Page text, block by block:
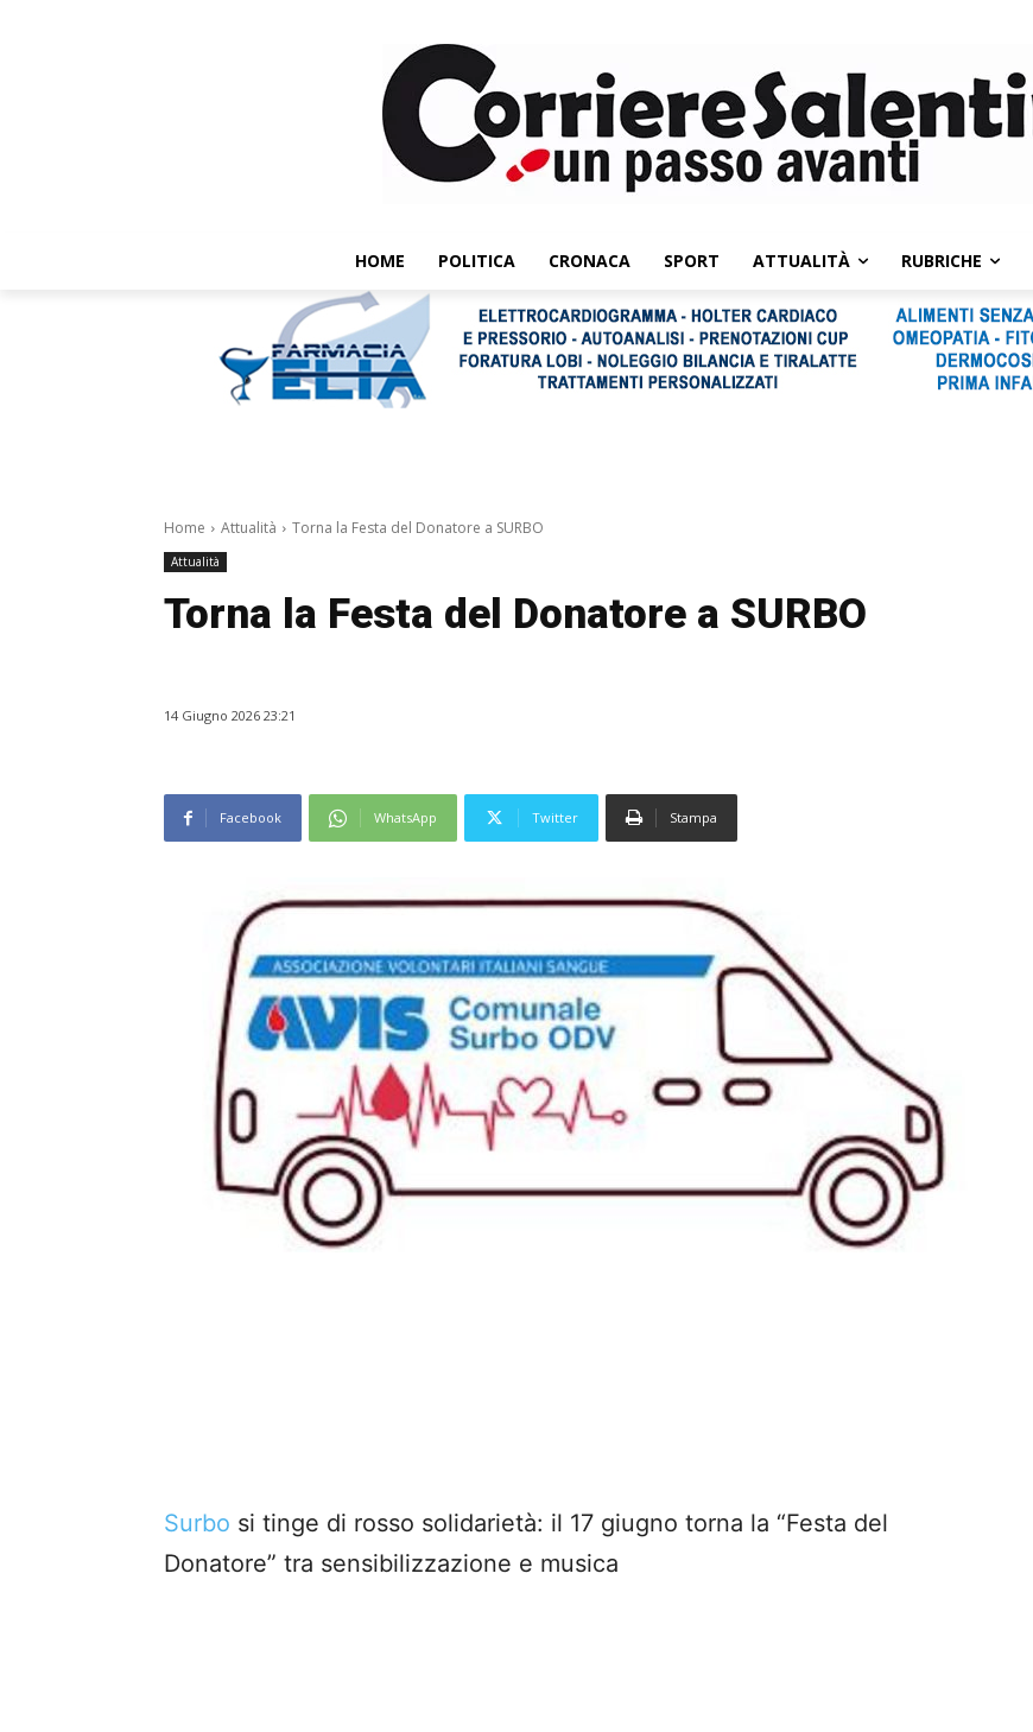
HOME POLITICA CRONACA SPORT ATTUALITÀ RUBRICHE
Home Attualità Torna la Festa del Donatore a SURBO
Attualità
Torna la Festa del Donatore a SURBO
14 Giugno 2026 23:21
Facebook WhatsApp Twitter Stampa
Surbo si tinge di rosso solidarietà: il 17 giugno torna la “Festa del
Donatore” tra sensibilizzazione e musica